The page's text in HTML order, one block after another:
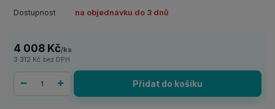
Dostupnost na objednávku do 3 dnů
4 008 Kč/ks
3 312 Kč bez DPH
Přidat do košíku